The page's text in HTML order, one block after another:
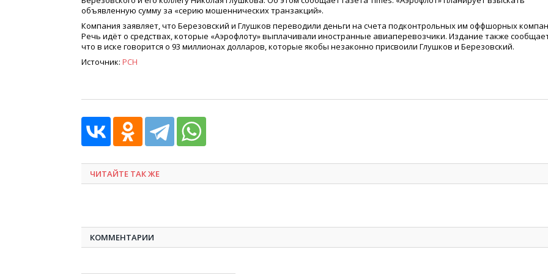
объявленную сумму за «серию мошеннических транзакций».
Компания заявляет, что Березовский и Глушков переводили деньги на счета подконтрольных им оффшорных
Речь идёт о средствах, которые «Аэрофлоту» выплачивали иностранные авиаперевозчики. Издание также
что в иске говорится о 93 миллионах долларов, которые якобы незаконно присвоили Глушков и Березовский.
Источник: РСН
ЧИТАЙТЕ ТАК ЖЕ
КОММЕНТАРИИ